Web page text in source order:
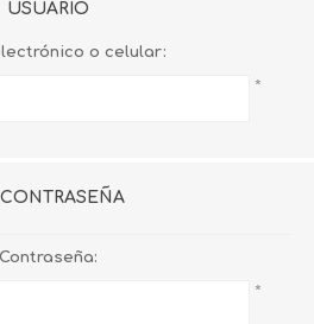
USUARIO
o celular:
*
Contraseña:
*